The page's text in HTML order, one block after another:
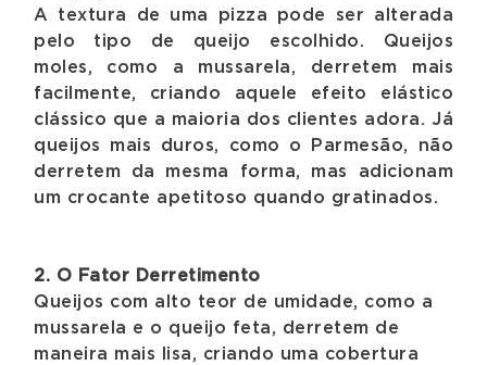
A textura de uma pizza pode ser alterada
pelo tipo de queijo escolhido. Queijos
moles, como a mussarela, derretem mais
facilmente, criando aquele efeito elástico
clássico que a maioria dos clientes adora. Já
queijos mais duros, como o Parmesão, não
derretem da mesma forma, mas adicionam
um crocante apetitoso quando gratinados.
2. O Fator Derretimento
Queijos com alto teor de umidade, como a
mussarela e o queijo feta, derretem de
maneira mais lisa, criando uma cobertura